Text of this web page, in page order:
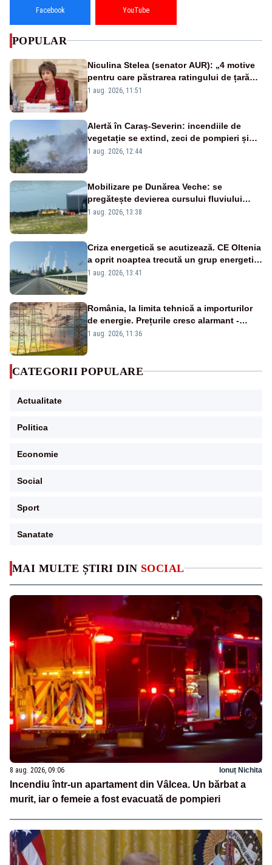
MAI MULTE ȘTIRI DIN SOCIAL
8 aug. 2026, 09:06 Ionuț Nichita
Incendiu într-un apartament din Vâlcea. Un bărbat a
murit, iar o femeie a fost evacuată de pompieri
Facebook YouTube
POPULAR
Niculina Stelea (senator AUR): „4 motive
pentru care păstrarea ratingului de țară
nu este o reușită pentru Guvernul
1 aug. 2026, 11:51
Alertă în Caraș-Severin: incendiile de
vegetație se extind, zeci de pompieri și
silvicultori se luptă cu flăcările - VIDEO
1 aug. 2026, 12:44
Mobilizare pe Dunărea Veche: se
pregătește devierea cursului fluviului
către Cernavodă – VIDEO
1 aug. 2026, 13:38
Criza energetică se acutizează. CE Oltenia
a oprit noaptea trecută un grup energetic
de la Rovinari
1 aug. 2026, 13:41
România, la limita tehnică a importurilor
de energie. Prețurile cresc alarmant -
Analiză Realitatea Plus
1 aug. 2026, 11:36
CATEGORII POPULARE
Actualitate
Politica
Economie
Social
Sport
Sanatate